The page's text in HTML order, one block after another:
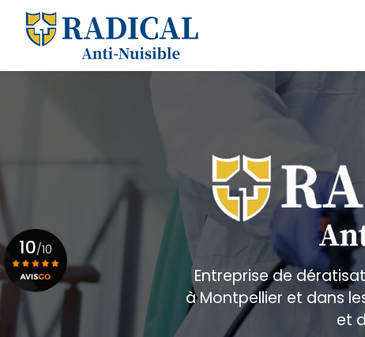
contenu
Entreprise de
à Montpellier et dans
et
10/10
Voir le certificat